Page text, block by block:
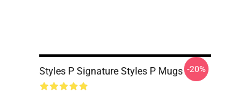
Styles P Signature Styles P Mugs -20%